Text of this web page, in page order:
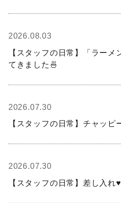
2026.08.03
【スタッフの日常】「ラーメ
てきました🍜
2026.07.30
【スタッフの日常】チャッ
2026.07.30
【スタッフの日常】差し入れ♥